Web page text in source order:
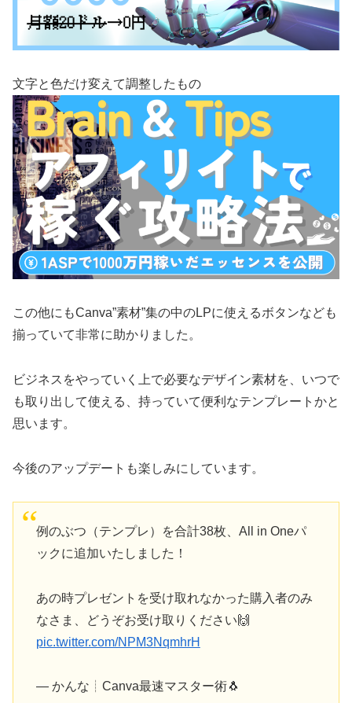
文字と色だけ変えて調整したもの
この他にもCanva”素材”集の中のLPに使えるボタンなども
揃っていて非常に助かりました。
ビジネスをやっていく上で必要なデザイン素材を、いつで
も取り出して使える、持っていて便利なテンプレートかと
思います。
今後のアップデートも楽しみにしています。
例のぶつ（テンプレ）を合計38枚、All in Oneパ
ックに追加いたしました！
あの時プレゼントを受け取れなかった購入者のみ
なさま、どうぞお受け取りください🙌
pic.twitter.com/NPM3NqmhrH
— かんな┊︎Canva最速マスター術🐧